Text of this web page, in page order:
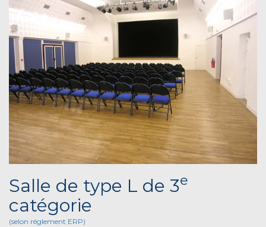
Salle de type L de 3e
catégorie
(selon réglement ERP)